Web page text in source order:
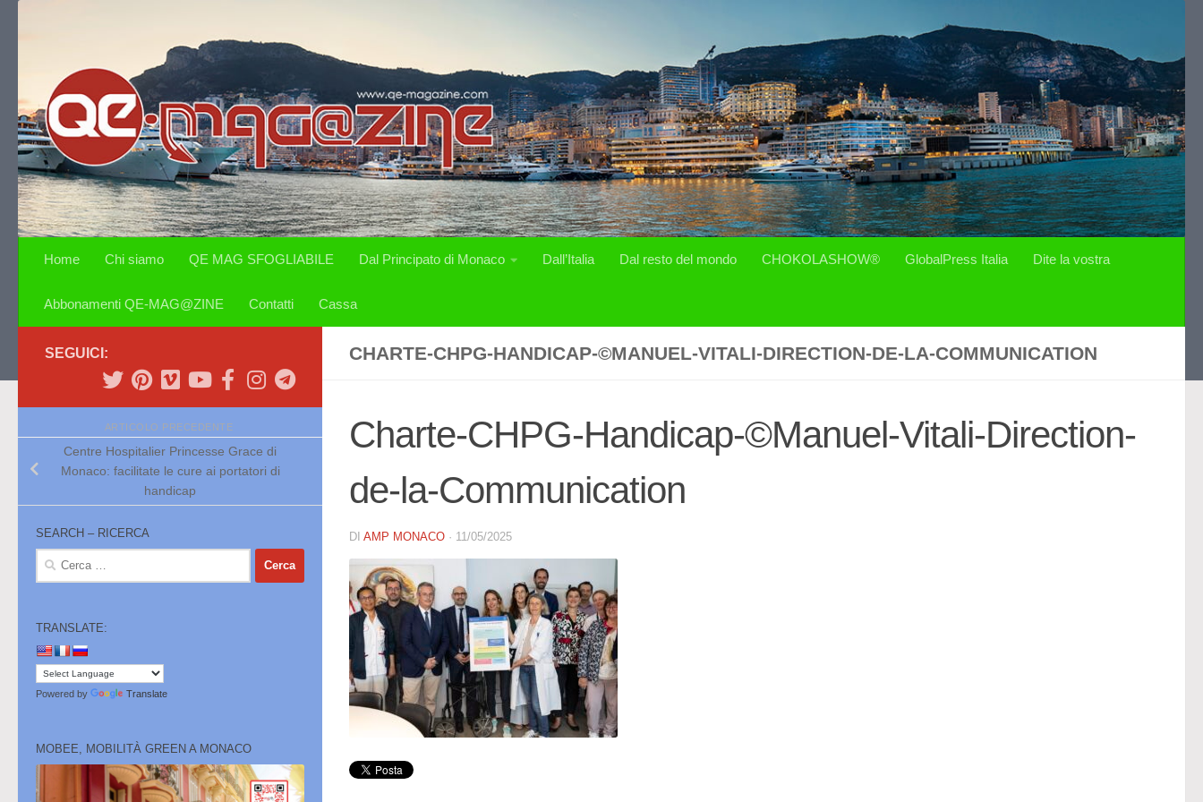
Home Chi siamo QE MAG SFOGLIABILE Dal Principato di Monaco Dall’Italia Dal resto del mondo CHOKOLASHOW® GlobalPress Italia Dite la vostra
Abbonamenti QE-MAG@ZINE Contatti Cassa
CHARTE-CHPG-HANDICAP-©MANUEL-VITALI-DIRECTION-DE-LA-COMMUNICATION
Charte-CHPG-Handicap-©Manuel-Vitali-Direction-
de-la-Communication
DI AMP MONACO · 11/05/2025
SEGUICI:
ARTICOLO PRECEDENTE
Centre Hospitalier Princesse Grace di
Monaco: facilitate le cure ai portatori di
handicap
SEARCH – RICERCA
Ricerca
TRANSLATE:
Powered by Translate
MOBEE, MOBILITÀ GREEN A MONACO